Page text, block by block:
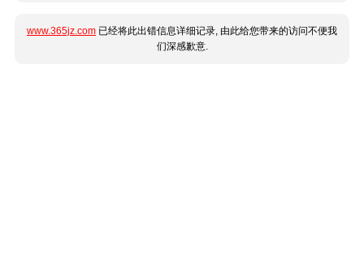
www.365jz.com 已经将此出错信息详细记录, 由此给您带来的访问不便我
们深感歉意.